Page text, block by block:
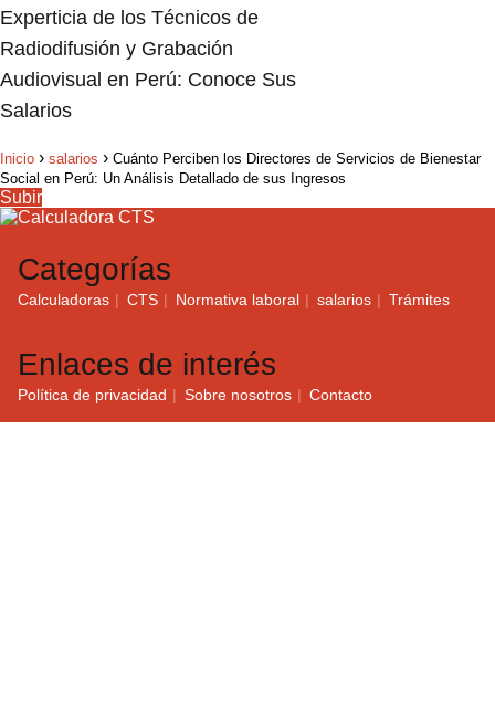
Experticia de los Técnicos de
Radiodifusión y Grabación
Audiovisual en Perú: Conoce Sus
Salarios
Inicio salarios
Cuánto Perciben los Directores de Servicios de Bienestar
Social en Perú: Un Análisis Detallado de sus Ingresos
Subir
Categorías
Calculadoras CTS Normativa laboral salarios Trámites
Enlaces de interés
Política de privacidad Sobre nosotros Contacto